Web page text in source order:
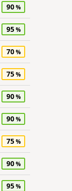
90
95
70
75
90
90
75
90
95